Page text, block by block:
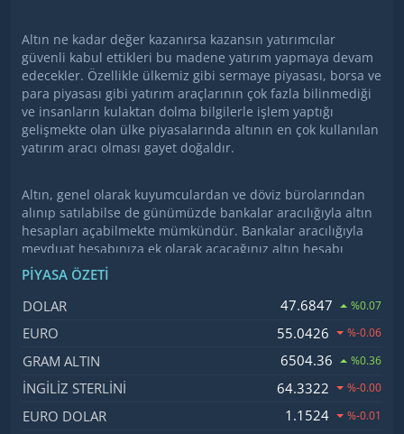
Altın ne kadar değer kazanırsa kazansın yatırımcılar
güvenli kabul ettikleri bu madene yatırım yapmaya devam
edecekler. Özellikle ülkemiz gibi sermaye piyasası, borsa ve
para piyasası gibi yatırım araçlarının çok fazla bilinmediği
ve insanların kulaktan dolma bilgilerle işlem yaptığı
gelişmekte olan ülke piyasalarında altının en çok kullanılan
yatırım aracı olması gayet doğaldır.
Altın, genel olarak kuyumculardan ve döviz bürolarından
alınıp satılabilse de günümüzde bankalar aracılığıyla altın
hesapları açabilmekte mümkündür. Bankalar aracılığıyla
mevduat hesabınıza ek olarak açacağınız altın hesabı
sayesinde ne kadar altın almak istediğinizi belirttiğinizde
gram fiyatı üzerinden hesabınızda altın tutabilmeniz
mümkündür. Bankalar bu konuda ciddi bir rekabet
işi yasaklanmadan önce ulaşabildikleri kadar insana
ulaşarak altın hesabı açmaları konusunda teşviklerde
hesapları olduğu biliniyor.
PIYASA ÖZETI
İsim, Kod
DOLAR 47.6847 %0.07
EURO 55.0426 %-0.06
GRAM ALTIN 6504.36 %0.36
İNGILIZ STERLINI 64.3322 %-0.00
EURO DOLAR 1.1524 %-0.01